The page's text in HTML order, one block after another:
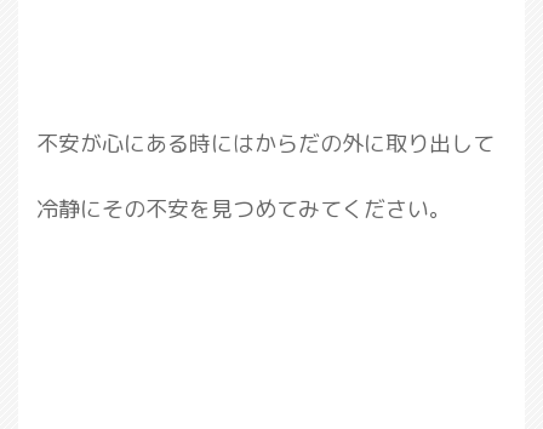
不安が心にある時にはからだの外に取り出して
冷静にその不安を見つめてみてください。